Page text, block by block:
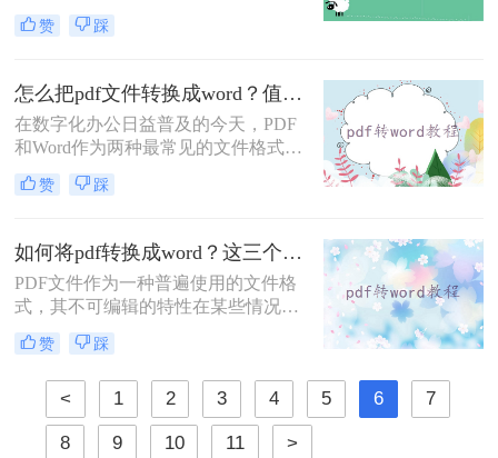
用。然而，当我们需要编辑、修改或
重新排版PDF文档的内容时，将其转
PDF如何转换成Word呢？本文将介绍
两种实用的PDF转Word方法，帮助您
轻松实现文件格式转换。
赞 踩
怎么把pdf文件转换成word？值得收藏的二种转换方法！
在数字化办公日益普及的今天，PDF
和Word作为两种最常见的文件格式，
各自有着独特的应用场景。PDF文件
以其高度的兼容性和稳定性，在电子
地；而Word文档则以其强大的编辑和
排版功能，在办公文档制作领域发挥
着不可或缺的作用。因此，将PDF文
件转换为Word文档，以满足不同的办
公需求，成为了许多职场人士的必备
技能。
赞 踩
如何将pdf转换成word？这三个转换方法，你一定要学会!
​PDF文件作为一种普遍使用的文件格
式，其不可编辑的特性在某些情况下
却成为了阻碍。特别是在需要提取、
修改或重新编辑PDF内容时，将其转
换为Word文档显得尤为必要。那么如
何将PDF转换成Word呢？本文将介绍
三种实用的方法，帮助您轻松实现
PDF到Word的转换。
赞 踩
< 1 2 3 4 5 6 7
8 9 10 11 >